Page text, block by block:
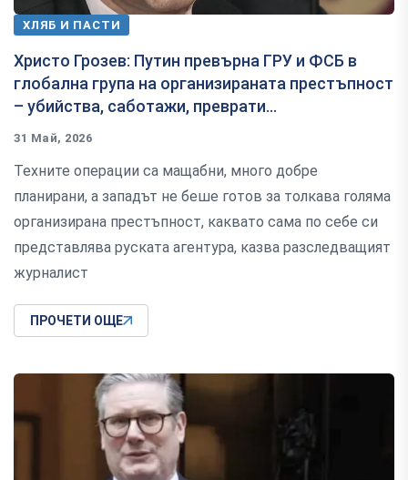
ХЛЯБ И ПАСТИ
Христо Грозев: Путин превърна ГРУ и ФСБ в
глобална група на организираната престъпност
– убийства, саботажи, преврати...
31 Май, 2026
Техните операции са мащабни, много добре
планирани, а западът не беше готов за толкава голяма
организирана престъпност, каквато сама по себе си
представлява руската агентура, казва разследващият
журналист
ПРОЧЕТИ ОЩЕ